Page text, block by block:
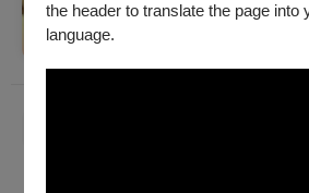
the header to translate the page into
language.